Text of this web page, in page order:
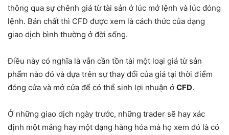
thông qua sự chênh giá từ tài sản ở lúc mở lệnh và lúc đóng
lệnh. Bản chất thì CFD được xem là cách thức của dạng
giao dịch bình thường ở đời sống.
Điều này có nghĩa là vẫn cần tồn tài một loại giá từ sản
phẩm nào đó và dựa trên sự thay đổi của giá tại thời điểm
đóng cửa và mở cửa để có thể sinh lợi nhuận ở CFD.
Ở những giao dịch ngày trước, những trader sẽ hay xác
định một mảng hay một dạng hàng hóa mà họ xem đó là có